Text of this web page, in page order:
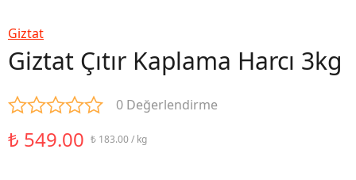
Giztat
Giztat Çıtır Kaplama Harcı 3kg
0 Değerlendirme
₺ 549.00 ₺ 183.00 / kg